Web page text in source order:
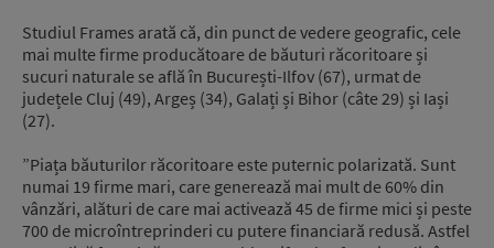
Studiul Frames arată că, din punct de vedere geografic, cele
mai multe firme producătoare de băuturi răcoritoare și
sucuri naturale se află în București-Ilfov (67), urmat de
județele Cluj (49), Argeș (34), Galați și Bihor (câte 29) și Iași
(27).
”Piața băuturilor răcoritoare este puternic polarizată. Sunt
numai 19 firme mari, care generează mai mult de 60% din
vânzări, alături de care mai activează 45 de firme mici și peste
700 de microîntreprinderi cu putere financiară redusă. Astfel